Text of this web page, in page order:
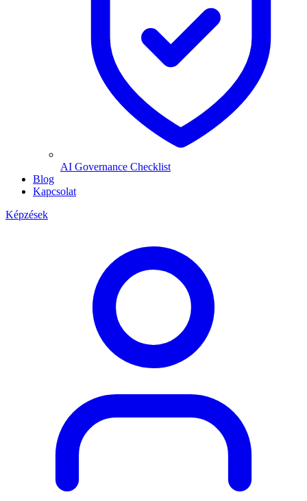
AI Governance Checklist
Blog
Kapcsolat
Képzések